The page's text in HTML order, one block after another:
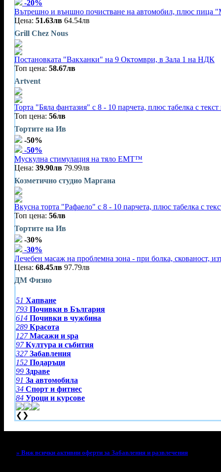
-20%
Вътрешно и външно почистване на автомобил, плюс пица
Цена: 51.63лв 64.54лв
Grill Chez Nous
Постановката "Вакханки" на 9 Октомври, в Зала 1 на НДК
Топ цена: 58.67лв
Artvent
Торта "Бяла фантазия" с 8 - 10 парчета, плюс табелка с
Топ цена: 56лв
Тортите на Ив
-50%
-50%
Mускулна стимулация на тяло EMT™
Цена: 39.90лв 79.99лв
Козметично студио Маргана
Вкусна торта "Рафаело" с 8 - 10 парчета, плюс табелка с
Топ цена: 56лв
Тортите на Ив
-30%
-30%
Лечебен масаж на проблемна зона - при болка, скованост,
Цена: 68.45лв 97.79лв
ДМ Физио
51 Хапване
793 Почивки в България
614 Почивки в чужбина
289 Красота
127 Масажи и spa
97 Култура и събития
327 Забавления
152 Подаръци
99 Здраве
91 За автомобила
34 Спорт и фитнес
84 Уроци и курсове
❮ ❯
» Виж всички активни оферти за Забавления и развлечения